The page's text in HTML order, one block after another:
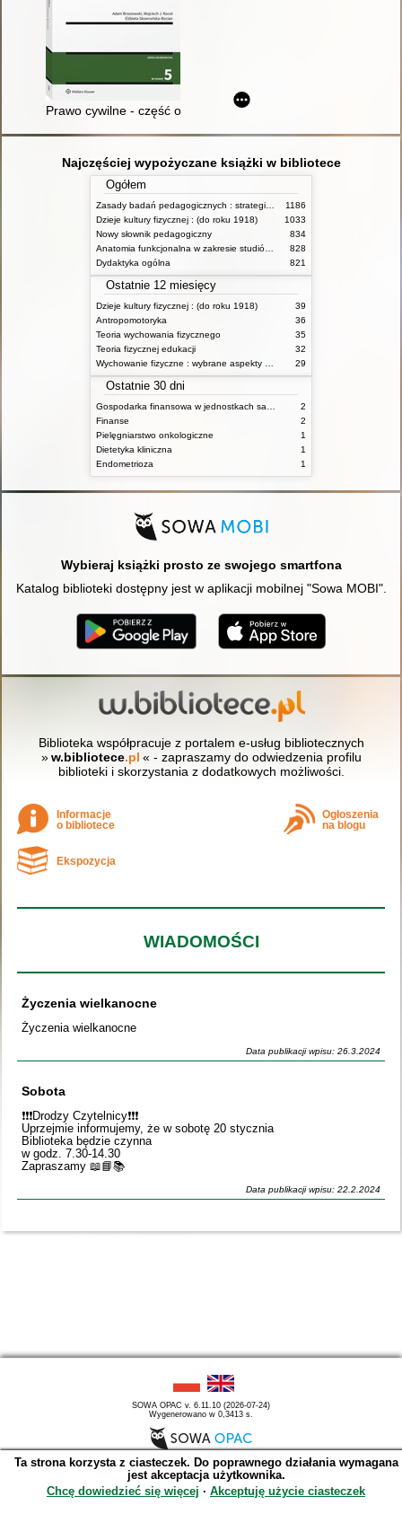
Prawo cywilne - część ogólna
Najczęściej wypożyczane książki w bibliotece
Ogółem
1186
Dzieje kultury fizycznej : (do roku 1918)
1033
Nowy słownik pedagogiczny
834
828
Dydaktyka ogólna
821
Ostatnie 12 miesięcy
Dzieje kultury fizycznej : (do roku 1918)
39
Antropomotoryka
36
Teoria wychowania fizycznego
35
Teoria fizycznej edukacji
32
29
Ostatnie 30 dni
2
Finanse
2
Pielęgniarstwo onkologiczne
1
Dietetyka kliniczna
1
Endometrioza
1
Wybieraj książki prosto ze swojego smartfona
Katalog biblioteki dostępny jest w aplikacji mobilnej "Sowa MOBI".
Biblioteka współpracuje z portalem e-usług bibliotecznych
» w.bibliotece.pl « - zapraszamy do odwiedzenia profilu
biblioteki i skorzystania z dodatkowych możliwości.
Informacje
o bibliotece
Ogłoszenia
na blogu
Ekspozycja
WIADOMOŚCI
Życzenia wielkanocne
Życzenia wielkanocne
Data publikacji wpisu: 26.3.2024
Sobota
❗️❗️❗️Drodzy Czytelnicy❗️❗️❗️
Uprzejmie informujemy, że w sobotę 20 stycznia
Biblioteka będzie czynna
w godz. 7.30-14.30
Zapraszamy 📖📘📚
Data publikacji wpisu: 22.2.2024
SOWA OPAC v. 6.11.10 (2026-07-24)
Wygenerowano w 0,3413 s.
Ta strona korzysta z ciasteczek. Do poprawnego działania wymagana
jest akceptacja użytkownika.
Chcę dowiedzieć się więcej ∙ Akceptuję użycie ciasteczek